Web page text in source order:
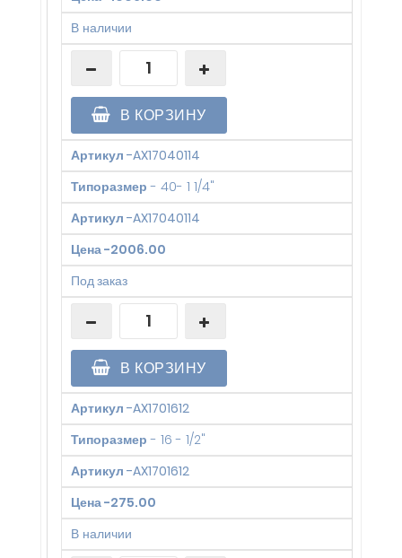
В наличии
В КОРЗИНУ
Артикул -AX17040114
Типоразмер - 40- 1 1/4"
Артикул -AX17040114
Цена-2006.00
Под заказ
В КОРЗИНУ
Артикул -AX1701612
Типоразмер - 16 - 1/2"
Артикул -AX1701612
Цена-275.00
В наличии